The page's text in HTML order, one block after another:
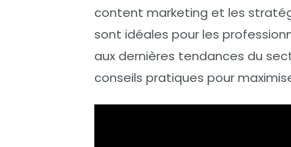
content marketing et les
sont idéales pour les
aux dernières tendances du
conseils pratiques pour